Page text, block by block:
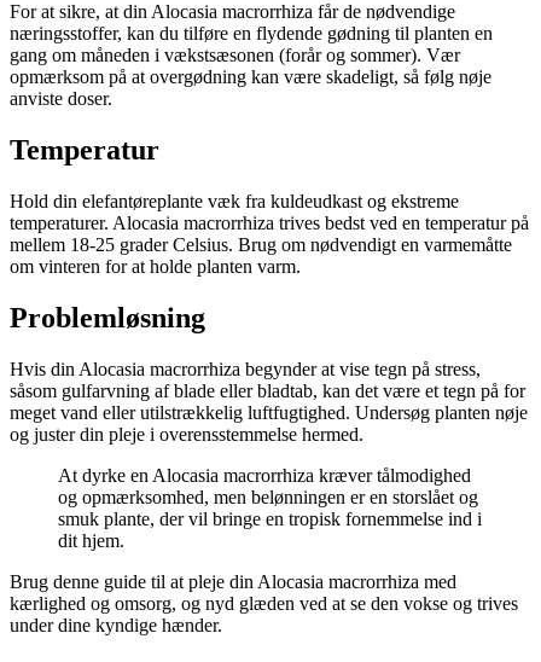
For at sikre, at din Alocasia macrorrhiza får de nødvendige
næringsstoffer, kan du tilføre en flydende gødning til planten en
gang om måneden i vækstsæsonen (forår og sommer). Vær
opmærksom på at overgødning kan være skadeligt, så følg nøje
anviste doser.
Temperatur
Hold din elefantøreplante væk fra kuldeudkast og ekstreme
temperaturer. Alocasia macrorrhiza trives bedst ved en temperatur på
mellem 18-25 grader Celsius. Brug om nødvendigt en varmemåtte
om vinteren for at holde planten varm.
Problemløsning
Hvis din Alocasia macrorrhiza begynder at vise tegn på stress,
såsom gulfarvning af blade eller bladtab, kan det være et tegn på for
meget vand eller utilstrækkelig luftfugtighed. Undersøg planten nøje
og juster din pleje i overensstemmelse hermed.
At dyrke en Alocasia macrorrhiza kræver tålmodighed
og opmærksomhed, men belønningen er en storslået og
smuk plante, der vil bringe en tropisk fornemmelse ind i
dit hjem.
Brug denne guide til at pleje din Alocasia macrorrhiza med
kærlighed og omsorg, og nyd glæden ved at se den vokse og trives
under dine kyndige hænder.